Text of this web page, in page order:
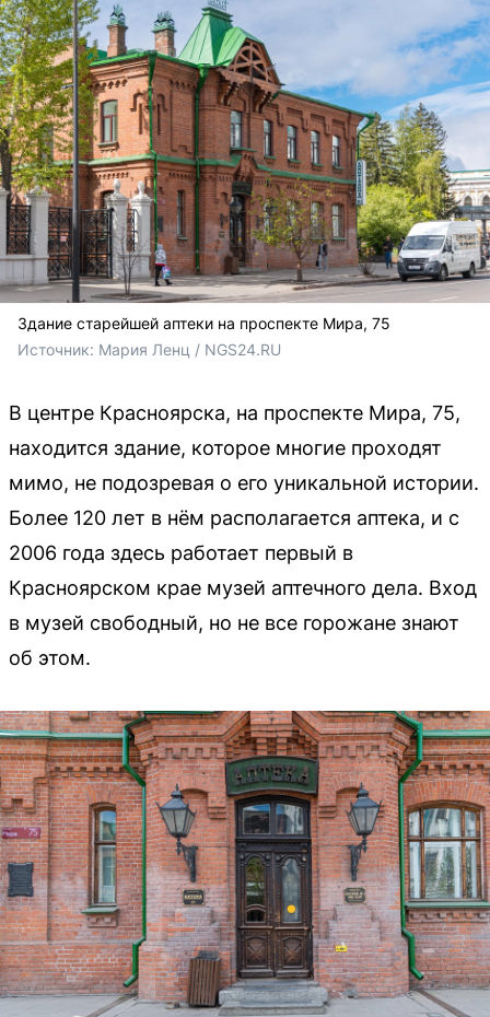
Здание старейшей аптеки на проспекте Мира, 75
Источник: Мария Ленц / NGS24.RU
В центре Красноярска, на проспекте Мира, 75,
находится здание, которое многие проходят
мимо, не подозревая о его уникальной истории.
Более 120 лет в нём располагается аптека, и с
2006 года здесь работает первый в
Красноярском крае музей аптечного дела. Вход
в музей свободный, но не все горожане знают
об этом.